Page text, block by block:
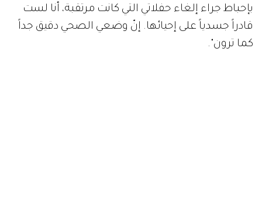
بإحباط جراء إلغاء حفلاتي التي كانت مرتقبة، أنا لست
قادراً جسدياً على إحيائها. إنّ وضعي الصحي دقيق جداً
كما ترون".